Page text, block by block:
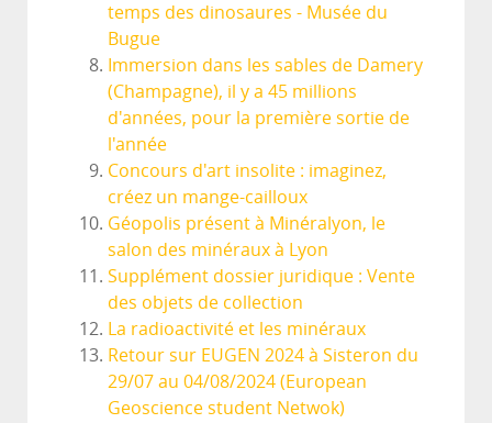
temps des dinosaures - Musée du
Bugue
Immersion dans les sables de Damery
(Champagne), il y a 45 millions
d'années, pour la première sortie de
l'année
Concours d'art insolite : imaginez,
créez un mange-cailloux
Géopolis présent à Minéralyon, le
salon des minéraux à Lyon
Supplément dossier juridique : Vente
des objets de collection
La radioactivité et les minéraux
Retour sur EUGEN 2024 à Sisteron du
29/07 au 04/08/2024 (European
Geoscience student Netwok)